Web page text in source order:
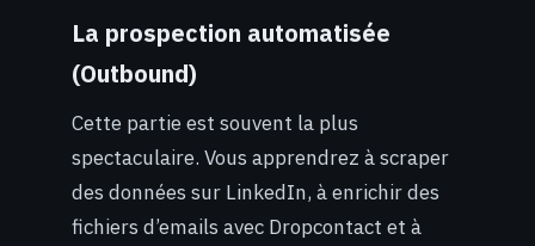
La prospection automatisée
(Outbound)
Cette partie est souvent la plus
spectaculaire. Vous apprendrez à scraper
des données sur LinkedIn, à enrichir des
fichiers d’emails avec Dropcontact et à